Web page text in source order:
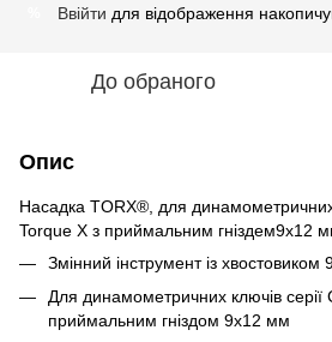
Ввійти для відображення
До обраного
Опис
Насадка TORX®, для динамометричних
Torque X з приймальним гніздем9x12
Змінний інструмент із
Для динамометричних ключів серії
приймальним гніздом 9x12 мм